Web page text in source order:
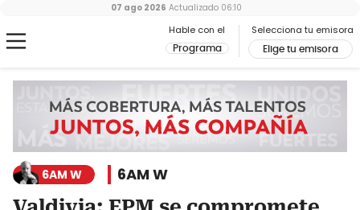
Hable con el
Programa
Selecciona tu emisora
Elige tu emisora
07 ago 2026 Actualizado 06:10
6AM W 6AM W